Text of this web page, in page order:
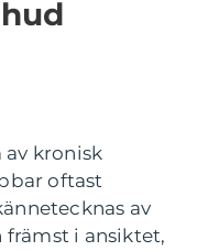
av kronisk
oftast
av
i ansiktet,